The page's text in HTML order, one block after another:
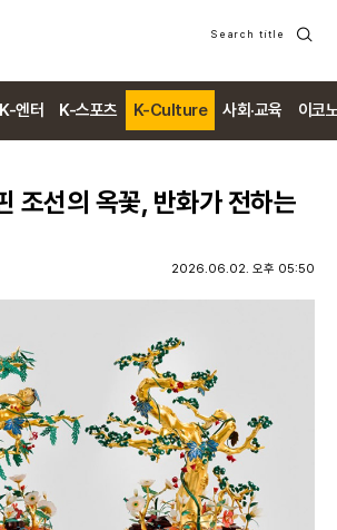
Search title
검
K-엔터 K-스포츠 K-Culture 사회·교육 이코
조선의 옥꽃, 반화가 전하는
2026.06.02. 오후 05:50